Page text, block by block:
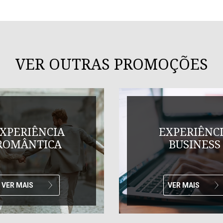
VER OUTRAS PROMOÇÕES
VER MAIS
BUSINESS
VER MAIS